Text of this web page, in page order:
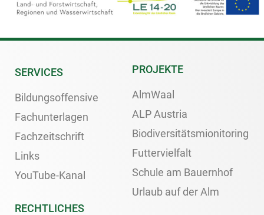
SERVICES
Bildungsoffensive
Fachunterlagen
Fachzeitschrift
Links
YouTube-Kanal
PROJEKTE
AlmWaal
ALP Austria
Biodiversitätsmionitoring
Futtervielfalt
Schule am Bauernhof
Urlaub auf der Alm
RECHTLICHES